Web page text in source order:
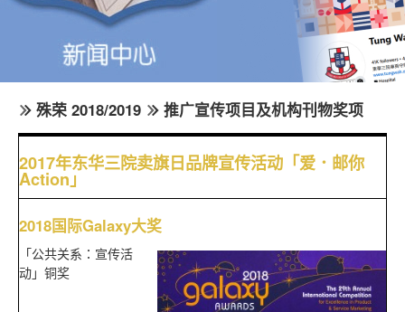
殊荣 2018/2019 推广宣传项目及机构刊物奖项
2017年东华三院卖旗日品牌宣传活动「爱．邮你
Action」
2018国际Galaxy大奖
「公共关系：宣传活
动」铜奖